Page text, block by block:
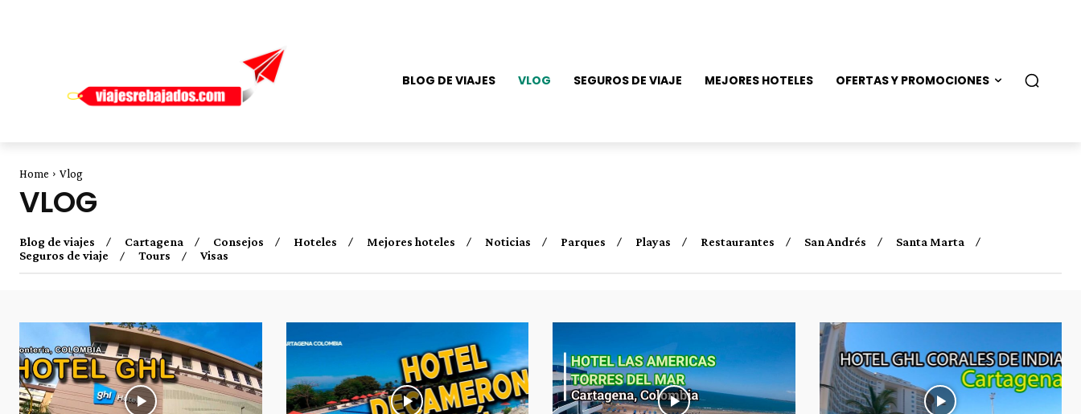
BLOG DE VIAJES VLOG SEGUROS DE VIAJE MEJORES HOTELES OFERTAS Y PROMOCIONES
Home Vlog
VLOG
Blog de viajes Cartagena Consejos Hoteles Mejores hoteles Noticias Parques Playas Restaurantes San Andrés
Santa Marta
Seguros de viaje
Tours Visas